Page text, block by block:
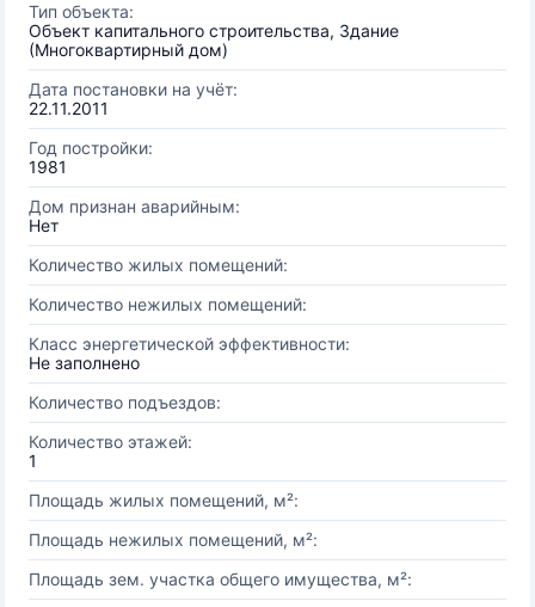
Тип объекта:
Объект капитального строительства, Здание
(Многоквартирный дом)
Дата постановки на учёт:
22.11.2011
Год постройки:
1981
Дом признан аварийным:
Нет
Количество жилых помещений:
Количество нежилых помещений:
Класс энергетической эффективности:
Не заполнено
Количество подъездов:
Количество этажей:
1
Площадь жилых помещений, м²:
Площадь нежилых помещений, м²:
Площадь зем. участка общего имущества, м²: